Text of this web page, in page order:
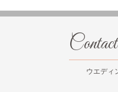
ウエディ